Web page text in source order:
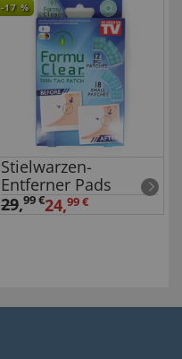
-17 %
Stielwarzen-
Entferner Pads
29,99 €24,99 €